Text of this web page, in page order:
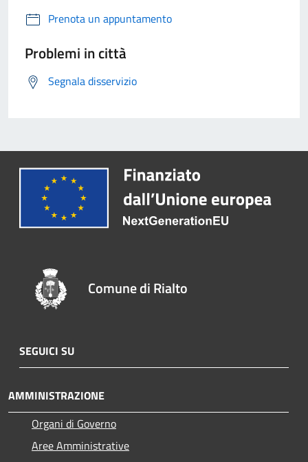
Prenota un appuntamento
Problemi in città
Segnala disservizio
Comune di Rialto
SEGUICI SU
AMMINISTRAZIONE
Organi di Governo
Aree Amministrative